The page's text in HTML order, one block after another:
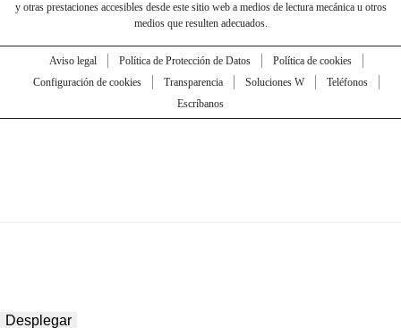
y otras prestaciones accesibles desde este sitio web a medios de lectura mecánica u otros
medios que resulten adecuados.
Aviso legal Política de Protección de Datos
Política de cookies
Configuración de cookies
Transparencia Soluciones W
Teléfonos
Escríbanos
Desplegar